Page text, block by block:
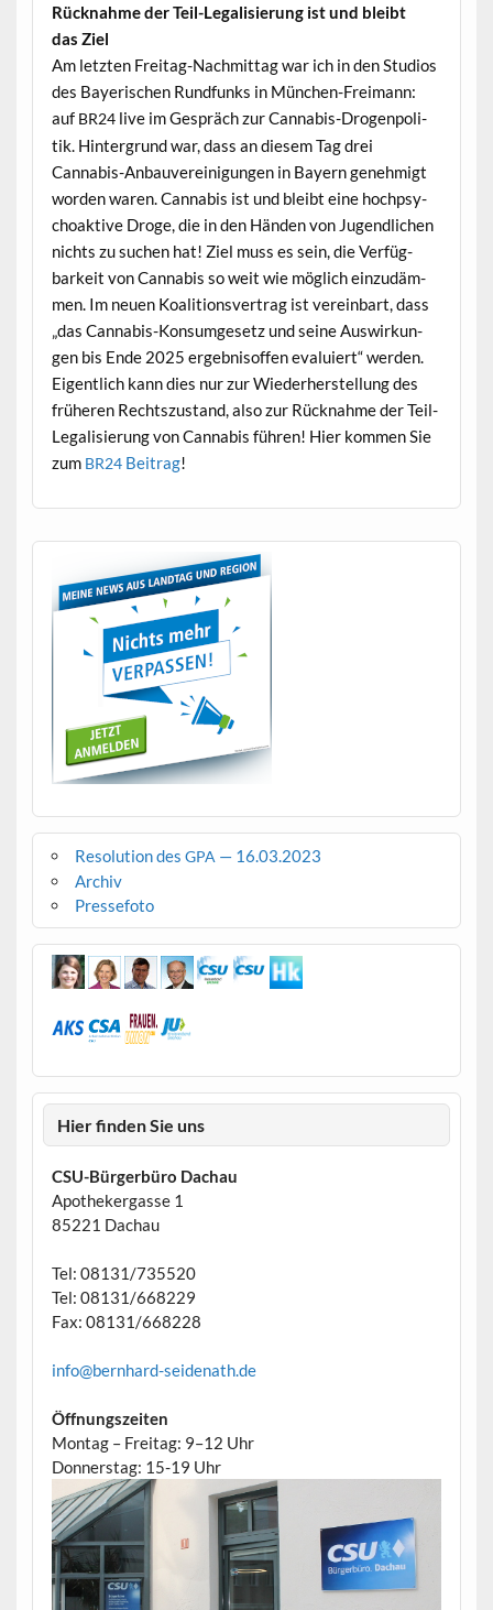
Rück­nahme der Teil-Legal­isierung ist und bleibt
das Ziel
Am let­zten Fre­itag-Nach­mit­tag war ich in den Stu­dios
des Bay­erischen Rund­funks in München-Freimann:
auf BR24live im Gespräch zur Cannabis-Dro­gen­poli­
tik. Hin­ter­grund war, dass an diesem Tag drei
Cannabis-Anbau­vere­ini­gun­gen in Bay­ern genehmigt
wor­den waren. Cannabis ist und bleibt eine hoch­psy­
choak­tive Droge, die in den Hän­den von Jugendlichen
nichts zu suchen hat! Ziel muss es sein, die Ver­füg­
barkeit von Cannabis so weit wie möglich einzudäm­
men. Im neuen Koali­tionsver­trag ist vere­in­bart, dass
„das Cannabis-Kon­sumge­setz und seine Auswirkun­
gen bis Ende 2025 ergeb­nisof­fen evaluiert“ wer­den.
Eigentlich kann dies nur zur Wieder­her­stel­lung des
früheren Recht­szu­s­tand, also zur Rück­nahme der Teil-
Legal­isierung von Cannabis führen! Hier kom­men Sie
zum BR24Beitrag!
Resolution des GPA — 16.03.2023
Archiv
Pressefoto
Hier finden Sie uns
CSU-Bürgerbüro Dachau
Apothekergasse 1
85221 Dachau
Tel: 08131/735520
Tel: 08131/668229
Fax: 08131/668228
info@bernhard-seidenath.de
Öffnungszeiten
Montag – Freitag: 9–12 Uhr
Donnerstag: 15-19 Uhr